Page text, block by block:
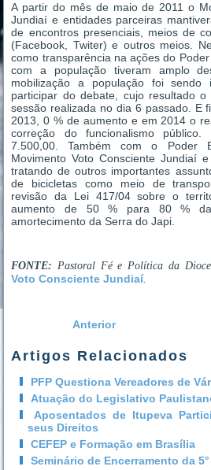
A partir do mês de maio de 2011 o
Jundiaí e entidades parceiras
de encontros presenciais, meios de
(Facebook, Twiter) e outros meios.
como transparência na ações do
com a população tiveram amplo
mobilização a população foi sendo
participar do debate, cujo resultado o
sessão realizada no dia 6 passado. E
2013, 0 % de aumento e em 2014 o
correção do funcionalismo
7.500,00. Também com o Poder
Movimento Voto Consciente Jundiaí
tratando de outros importantes
de bicicletas como meio de
revisão da Lei 417/04 sobre o
aumento de 50 % para 80 %
amortecimento da Serra do Japi.
FONTE: Pastoral Fé e Política da
Voto Consciente Jundiaí.
Anterior
Artigos Relacionados
PFP Questiona Vereadores de
Atuação do Legislativo
Aposentados de Itupeva
seus Direitos
CEFEP e Formação em Brasília
Seminário de Encerramento da